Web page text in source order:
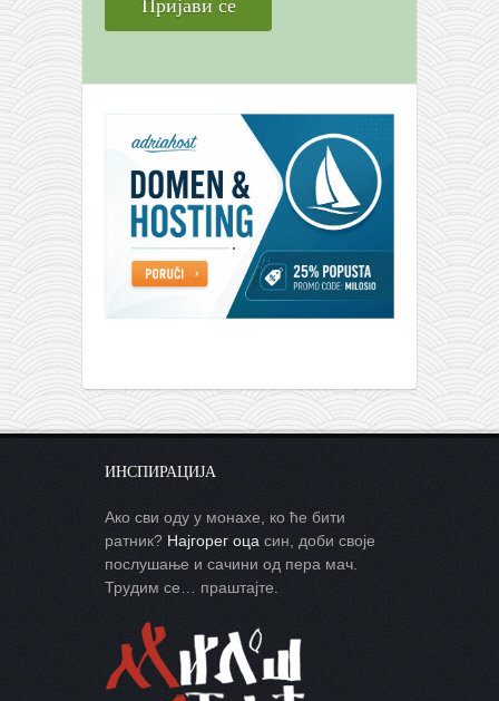
ИНСПИРАЦИЈА
Ако сви оду у монахе, ко ће бити
ратник? Најгорег оца син, доби своје
послушање и сачини од пера мач.
Трудим се… праштајте.